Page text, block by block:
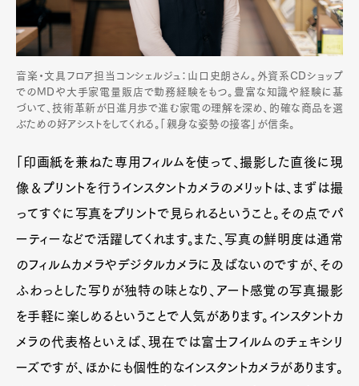
音楽・文具フロア担当コンシェルジュ：山口史朗さん。外資系CDショップ
でのMDや大手家電量販店で勤務経験をもつ。豊富な知識や経験に基
づいて、技術革新が日進月歩で進む家電の理解を深め、的確な商品を選
ぶための好アシストをしてくれる。「親身な姿勢の接客」が信条。
「印画紙を兼ねた専用フィルムを使って、撮影した直後に現
像＆プリントを行うインスタントカメラのメリットは、まずは撮
ってすぐに写真をプリントで見られるということ。その点でパ
ーティーなどで活躍してくれます。また、写真の鮮明度は通常
のフィルムカメラやデジタルカメラに及ばないのですが、その
ふわっとした写りが独特の味となり、アート感覚の写真撮影
を手軽に楽しめるということで人気があります。インスタントカ
メラの代表格といえば、現在では富士フイルムのチェキシリ
ーズですが、ほかにも個性的なインスタントカメラがあります。